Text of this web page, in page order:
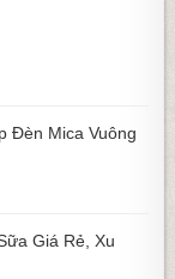
Đèn Mica Vuông
Giá Rẻ, Xu